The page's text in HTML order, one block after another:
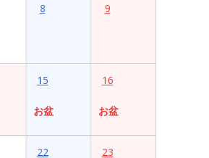
8 9
15
お盆
16
お盆
22 23